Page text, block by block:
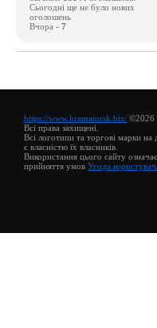
Сьогодні ще не було нових
оголошень
Вчора - 7
https://www.kramatorsk.biz/ ©2026
Всі права захищені.
Всі логотипи та торгові марки на
є власністю їх власників.
Використання цього сайту означає
прийняття умов Угода